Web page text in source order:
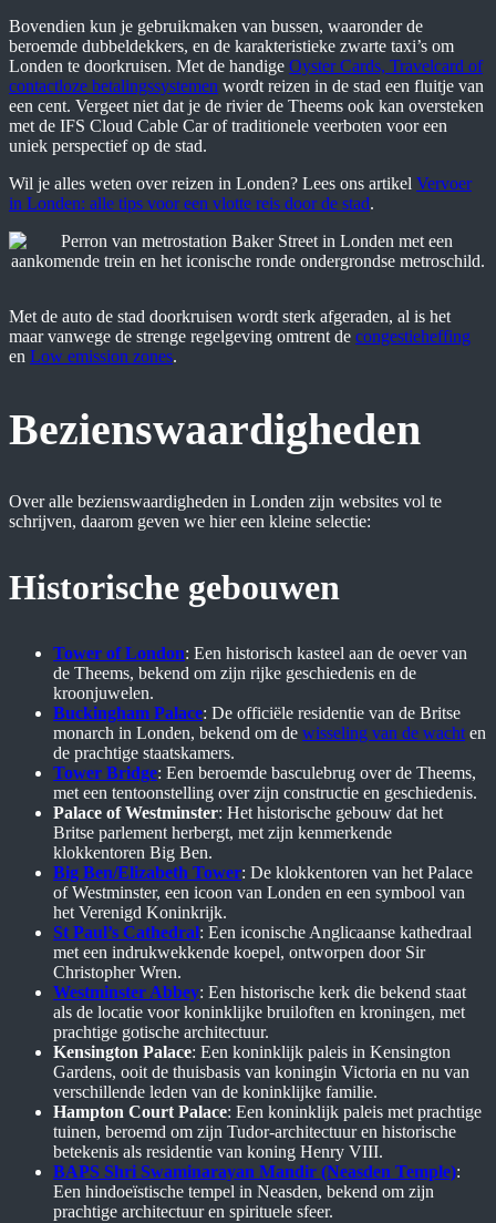
Bovendien kun je gebruikmaken van bussen, waaronder de
beroemde dubbeldekkers, en de karakteristieke zwarte taxi’s om
Londen te doorkruisen. Met de handige Oyster Cards, Travelcard of
contactloze betalingssystemen wordt reizen in de stad een fluitje van
een cent. Vergeet niet dat je de rivier de Theems ook kan oversteken
met de IFS Cloud Cable Car of traditionele veerboten voor een
uniek perspectief op de stad.
Wil je alles weten over reizen in Londen? Lees ons artikel Vervoer
in Londen: alle tips voor een vlotte reis door de stad.
Met de auto de stad doorkruisen wordt sterk afgeraden, al is het
maar vanwege de strenge regelgeving omtrent de congestieheffing
en Low emission zones.
Bezienswaardigheden
Over alle bezienswaardigheden in Londen zijn websites vol te
schrijven, daarom geven we hier een kleine selectie:
Historische gebouwen
Tower of London: Een historisch kasteel aan de oever van
de Theems, bekend om zijn rijke geschiedenis en de
kroonjuwelen.
Buckingham Palace: De officiële residentie van de Britse
monarch in Londen, bekend om de wisseling van de wachten
de prachtige staatskamers.
Tower Bridge: Een beroemde basculebrug over de Theems,
met een tentoonstelling over zijn constructie en geschiedenis.
Palace of Westminster: Het historische gebouw dat het
Britse parlement herbergt, met zijn kenmerkende
klokkentoren Big Ben.
Big Ben/Elizabeth Tower: De klokkentoren van het Palace
of Westminster, een icoon van Londen en een symbool van
het Verenigd Koninkrijk.
St Paul’s Cathedral: Een iconische Anglicaanse kathedraal
met een indrukwekkende koepel, ontworpen door Sir
Christopher Wren.
Westminster Abbey: Een historische kerk die bekend staat
als de locatie voor koninklijke bruiloften en kroningen, met
prachtige gotische architectuur.
Kensington Palace: Een koninklijk paleis in Kensington
Gardens, ooit de thuisbasis van koningin Victoria en nu van
verschillende leden van de koninklijke familie.
Hampton Court Palace: Een koninklijk paleis met prachtige
tuinen, beroemd om zijn Tudor-architectuur en historische
betekenis als residentie van koning Henry VIII.
BAPS Shri Swaminarayan Mandir (Neasden Temple):
Een hindoeïstische tempel in Neasden, bekend om zijn
prachtige architectuur en spirituele sfeer.